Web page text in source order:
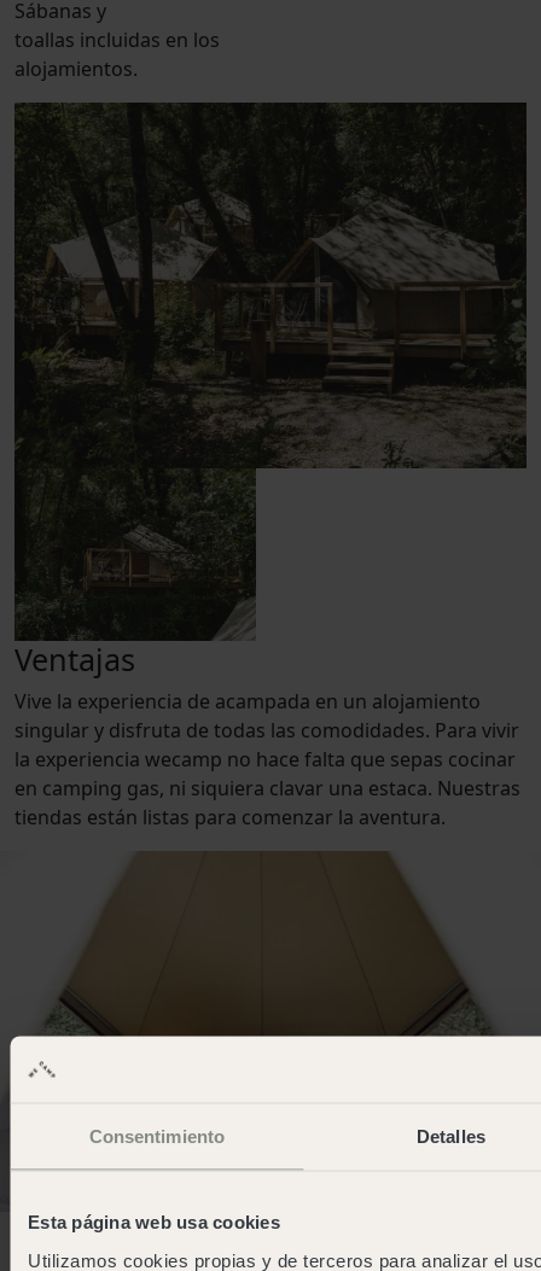
Consentimiento Detalles
Esta página web usa cookies
Utilizamos cookies propias y de terceros para analizar el
Sábanas y
toallas incluidas en los
alojamientos.
Ventajas
Vive la experiencia de acampada en un alojamiento
singular y disfruta de todas las comodidades. Para vivir
la experiencia wecamp no hace falta que sepas cocinar
en camping gas, ni siquiera clavar una estaca. Nuestras
tiendas están listas para comenzar la aventura.